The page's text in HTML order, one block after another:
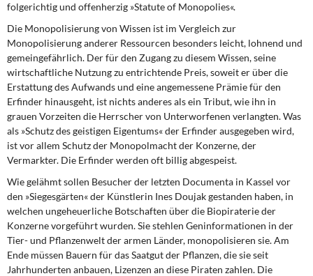
Kontakt
folgerichtig und offenherzig »Statute of Monopolies«.
Die Monopolisierung von Wissen ist im Vergleich zur
Monopolisierung anderer Ressourcen besonders leicht, lohnend und
gemeingefährlich. Der für den Zugang zu diesem Wissen, seine
wirtschaftliche Nutzung zu entrichtende Preis, soweit er über die
Erstattung des Aufwands und eine angemessene Prämie für den
Erfinder hinausgeht, ist nichts anderes als ein Tribut, wie ihn in
grauen Vorzeiten die Herrscher von Unterworfenen verlangten. Was
als »Schutz des geistigen Eigentums« der Erfinder ausgegeben wird,
ist vor allem Schutz der Monopolmacht der Konzerne, der
Vermarkter. Die Erfinder werden oft billig abgespeist.
Wie gelähmt sollen Besucher der letzten Documenta in Kassel vor
den »Siegesgärten« der Künstlerin Ines Doujak gestanden haben, in
welchen ungeheuerliche Botschaften über die Biopiraterie der
Konzerne vorgeführt wurden. Sie stehlen Geninformationen in der
Tier- und Pflanzenwelt der armen Länder, monopolisieren sie. Am
Ende müssen Bauern für das Saatgut der Pflanzen, die sie seit
Jahrhunderten anbauen, Lizenzen an diese Piraten zahlen. Die